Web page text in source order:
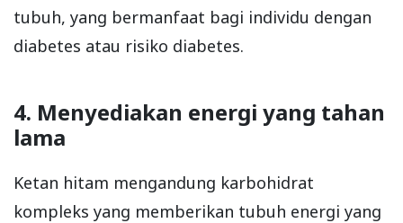
tubuh, yang bermanfaat bagi individu dengan
diabetes atau risiko diabetes.
4. Menyediakan energi yang tahan
lama
Ketan hitam mengandung karbohidrat
kompleks yang memberikan tubuh energi yang